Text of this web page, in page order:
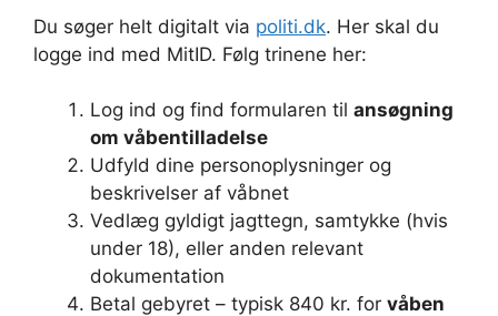
Du søger helt digitalt via politi.dk. Her skal du
logge ind med MitID. Følg trinene her:
Log ind og find formularen til ansøgning
om våbentilladelse
Udfyld dine personoplysninger og
beskrivelser af våbnet
Vedlæg gyldigt jagttegn, samtykke (hvis
under 18), eller anden relevant
dokumentation
Betal gebyret – typisk 840 kr. for våben